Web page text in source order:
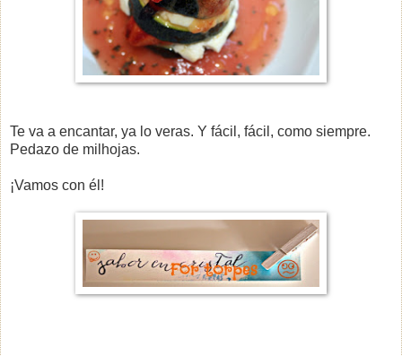
Te va a encantar, ya lo veras. Y fácil, fácil, como siempre.
Pedazo de milhojas.
¡Vamos con él!